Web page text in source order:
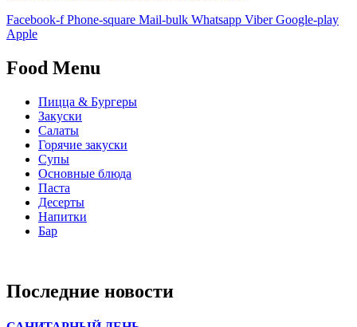
Facebook-f Phone-square Mail-bulk Whatsapp Viber Google-play
Apple
Food Menu
Пицца & Бургеры
Закуски
Салаты
Горячие закуски
Супы
Основные блюда
Паста
Десерты
Напитки
Бар
Последние новости